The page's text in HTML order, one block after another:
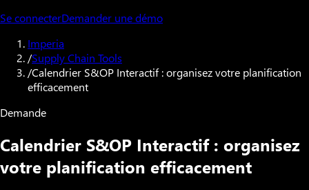
Se connecterDemander une démo
Imperia
/Supply Chain Tools
/Calendrier S&OP Interactif : organisez votre planification
efficacement
Demande
Calendrier S&OP Interactif : organisez
votre planification efficacement